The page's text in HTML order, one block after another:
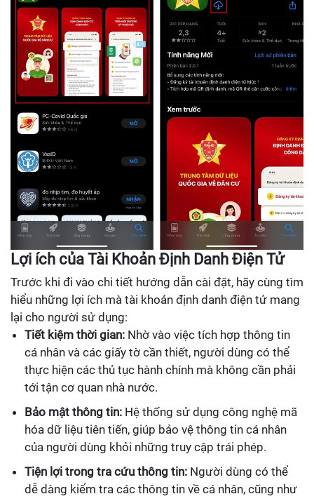
Lợi ích của Tài Khoản Định Danh Điện Tử
Trước khi đi vào chi tiết hướng dẫn cài đặt, hãy cùng tìm
hiểu những lợi ích mà tài khoản định danh điện tử mang
lại cho người sử dụng:
Tiết kiệm thời gian: Nhờ vào việc tích hợp thông tin
cá nhân và các giấy tờ cần thiết, người dùng có thể
thực hiện các thủ tục hành chính mà không cần phải
tới tận cơ quan nhà nước.
Bảo mật thông tin: Hệ thống sử dụng công nghệ mã
hóa dữ liệu tiên tiến, giúp bảo vệ thông tin cá nhân
của người dùng khỏi những truy cập trái phép.
Tiện lợi trong tra cứu thông tin: Người dùng có thể
dễ dàng kiểm tra các thông tin về cá nhân, cũng như